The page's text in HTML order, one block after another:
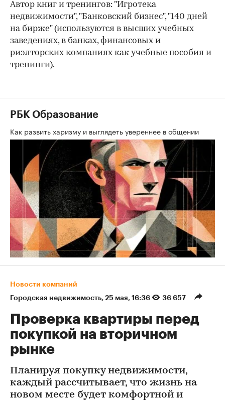
Автор книг и тренингов: "Игротека
недвижимости", "Банковский бизнес", "140 дней
на бирже" (используются в высших учебных
заведениях, в банках, финансовых и
риэлторских компаниях как учебные пособия и
тренинги).
РБК Образование
Как развить харизму и выглядеть увереннее в общении
Новости компаний
Городская недвижимость⁠, 25 мая, 16:36 36 657
Проверка квартиры перед
покупкой на вторичном
рынке
Планируя покупку недвижимости,
каждый рассчитывает, что жизнь на
новом месте будет комфортной и